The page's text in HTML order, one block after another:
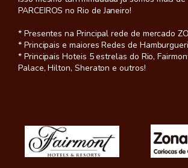
PARCEIROS no Rio de Janeiro!
* Presentes na Principal rede de mercado
* Principais e maiores Redes de
* Principais Hoteis 5 estrelas do Rio,
Palace, Hilton, Sheraton e outros!